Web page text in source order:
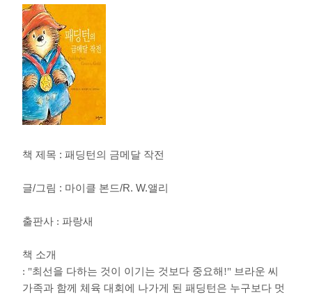
책 제목 : 패딩턴의 금메달 작전
글/그림 : 마이클 본드/R. W.앨리
출판사 : 파랑새
책 소개
: "최선을 다하는 것이 이기는 것보다 중요해!" 브라운 씨
가족과 함께 체육 대회에 나가게 된 패딩턴은 누구보다 멋